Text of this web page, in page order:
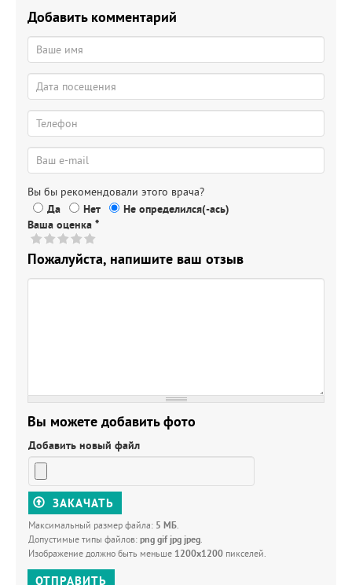
Добавить комментарий
Вы бы рекомендовали этого врача?
Да
Нет
Не определился(-ась)
Ваша оценка *
Пожалуйста, напишите ваш отзыв
Вы можете добавить фото
Добавить новый файл
ЗАКАЧАТЬ
Максимальный размер файла: 5 МБ.
Допустимые типы файлов: png gif jpg jpeg.
Изображение должно быть меньше 1200x1200 пикселей.
ОТПРАВИТЬ